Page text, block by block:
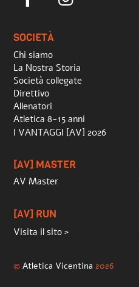
SOCIETÀ
Chi siamo
La Nostra Storia
Società collegate
Direttivo
Allenatori
Atletica 8-15 anni
I VANTAGGI [AV] 2026
[AV] MASTER
AV Master
[AV] RUN
Visita il sito >
©Atletica Vicentina 2026